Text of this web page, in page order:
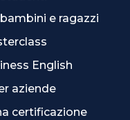
e ragazzi
English
aziende
certificazione